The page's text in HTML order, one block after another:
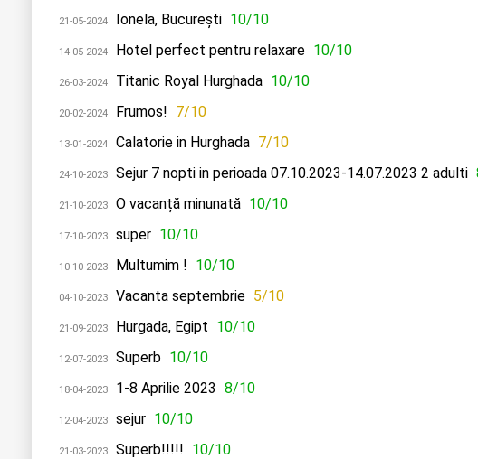
21-05-2024 Ionela, București 10/10
14-05-2024 Hotel perfect pentru relaxare 10/10
26-03-2024 Titanic Royal Hurghada 10/10
20-02-2024 Frumos! 7/10
13-01-2024 Calatorie in Hurghada 7/10
24-10-2023 Sejur 7 nopti in perioada 07.10.2023-14.07.2023 2 adulti
21-10-2023 O vacanță minunată 10/10
17-10-2023 super 10/10
10-10-2023 Multumim ! 10/10
04-10-2023 Vacanta septembrie 5/10
21-09-2023 Hurgada, Egipt 10/10
12-07-2023 Superb 10/10
18-04-2023 1-8 Aprilie 2023 8/10
12-04-2023 sejur 10/10
21-03-2023 Superb!!!!! 10/10